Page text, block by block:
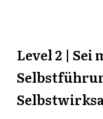
Level 2 | Sei